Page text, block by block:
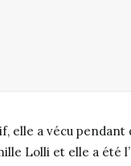
elle a vécu
Lolli et elle a été